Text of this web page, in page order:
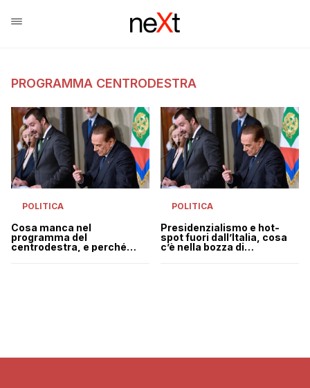
PROGRAMMA CENTRODESTRA
POLITICA
Cosa manca nel
programma del
centrodestra, e perché
POLITICA
Presidenzialismo e hot-
spot fuori dall’Italia, cosa
c’è nella bozza di